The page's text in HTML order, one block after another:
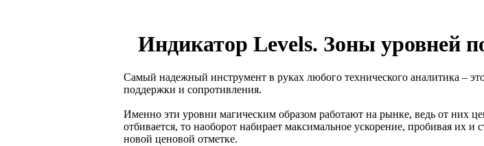
Индикатор Levels. Зоны уровней
Самый надежный инструмент в руках любого технического аналитика –
поддержки и сопротивления.
Именно эти уровни магическим образом работают на рынке, ведь от них
отбивается, то наоборот набирает максимальное ускорение, пробивая их и
новой ценовой отметке.